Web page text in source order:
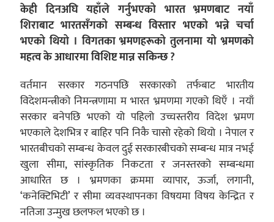
केही दिनअघि यहाँले गर्नुभएको भारत भ्रमणबाट नयाँ
शिराबाट भारतसँगको सम्बन्ध विस्तार भएको भन्ने चर्चा
भएको थियो । विगतका भ्रमणहरूको तुलनामा यो भ्रमणको
महत्व के आधारमा विशिष्ट मान्न सकिन्छ ?
वर्तमान सरकार गठनपछि सरकारको तर्फबाट भारतीय
विदेशमन्त्रीको निमन्त्रणामा म भारत भ्रमणमा गएको थिएँ । नयाँ
सरकार बनेपछि भएको यो पहिलो उच्चस्तरीय विदेश भ्रमण
भएकाले देशभित्र र बाहिर पनि निकै चासो रहेको थियो । नेपाल र
भारतबीचको सम्बन्ध केवल दुई सरकारबीचको सम्बन्ध मात्र नभई
खुला सीमा, सांस्कृतिक निकटता र जनस्तरको सम्बन्धमा
आधारित छ । भ्रमणका क्रममा व्यापार, ऊर्जा, लगानी,
‘कनेक्टिभिटी’ र सीमा व्यवस्थापनका विषयमा विषय केन्द्रित र
नतिजा उन्मुख छलफल भएको छ ।